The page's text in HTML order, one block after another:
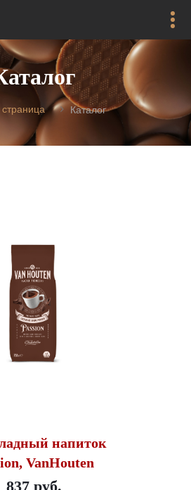
Каталог
напиток
VanHouten
837 руб.